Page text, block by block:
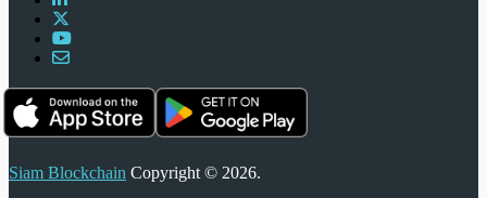
Siam Blockchain Copyright © 2026.